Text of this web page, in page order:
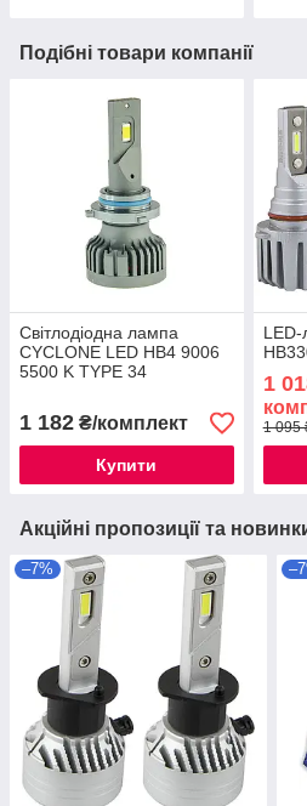
Подібні товари компанії
Світлодіодна лампа
CYCLONE LED HB4 9006
5500 K TYPE 34
1 182 ₴/комплект
Купити
1
1 095
Акційні пропозиції та
–7%